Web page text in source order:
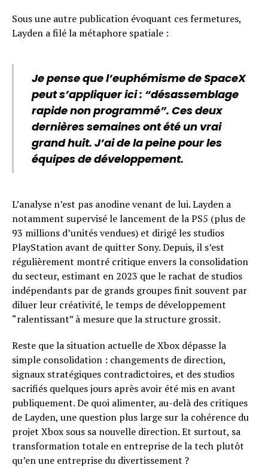
Sous une autre publication évoquant ces fermetures,
Layden a filé la métaphore spatiale :
Je pense que l’euphémisme de SpaceX
peut s’appliquer ici : “désassemblage
rapide non programmé”. Ces deux
dernières semaines ont été un vrai
grand huit. J’ai de la peine pour les
équipes de développement.
L’analyse n’est pas anodine venant de lui. Layden a
notamment supervisé le lancement de la PS5 (plus de
93 millions d’unités vendues) et dirigé les studios
PlayStation avant de quitter Sony. Depuis, il s’est
régulièrement montré critique envers la consolidation
du secteur, estimant en 2023 que le rachat de studios
indépendants par de grands groupes finit souvent par
diluer leur créativité, le temps de développement
“ralentissant” à mesure que la structure grossit.
Reste que la situation actuelle de Xbox dépasse la
simple consolidation : changements de direction,
signaux stratégiques contradictoires, et des studios
sacrifiés quelques jours après avoir été mis en avant
publiquement. De quoi alimenter, au-delà des critiques
de Layden, une question plus large sur la cohérence du
projet Xbox sous sa nouvelle direction. Et surtout, sa
transformation totale en entreprise de la tech plutôt
qu’en une entreprise du divertissement ?